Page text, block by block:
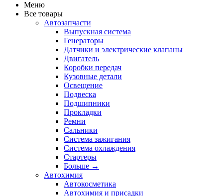
Меню
Все товары
Автозапчасти
Выпускная система
Генераторы
Датчики и электрические клапаны
Двигатель
Коробки передач
Кузовные детали
Освещение
Подвеска
Подшипники
Прокладки
Ремни
Сальники
Система зажигания
Система охлаждения
Стартеры
Больше →
Автохимия
Автокосметика
Автохимия и присадки